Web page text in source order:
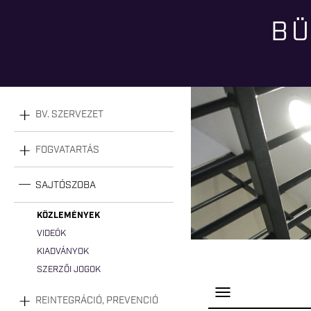
BV. SZERVEZET
FOGVATARTÁS
SAJTÓSZOBA
KÖZLEMÉNYEK
VIDEÓK
KIADVÁNYOK
SZERZŐI JOGOK
REINTEGRÁCIÓ, PREVENCIÓ
P